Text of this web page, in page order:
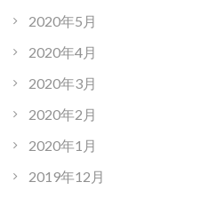
2020年5月
2020年4月
2020年3月
2020年2月
2020年1月
2019年12月